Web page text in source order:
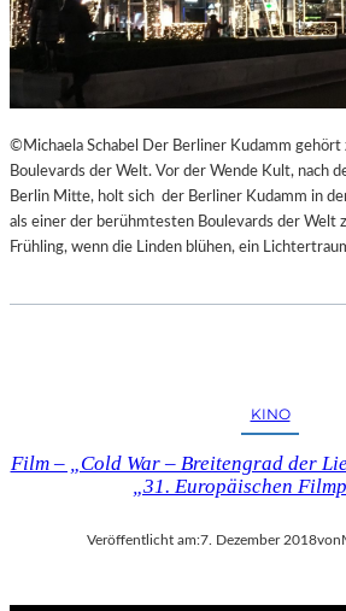
©Michaela Schabel Der Berliner Kudamm
Boulevards der Welt. Vor der Wende Kult, nach
Berlin Mitte, holt sich der Berliner Kudamm in
als einer der berühmtesten Boulevards der Welt
Frühling, wenn die Linden blühen, ein
KINO
Film – „Cold War – Breitengrad der
„31. Europäischen
Veröffentlicht am:7. Dezember 2018von